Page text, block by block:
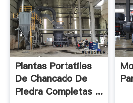
Plantas Portatiles
De Chancado De
Piedra Completas ...